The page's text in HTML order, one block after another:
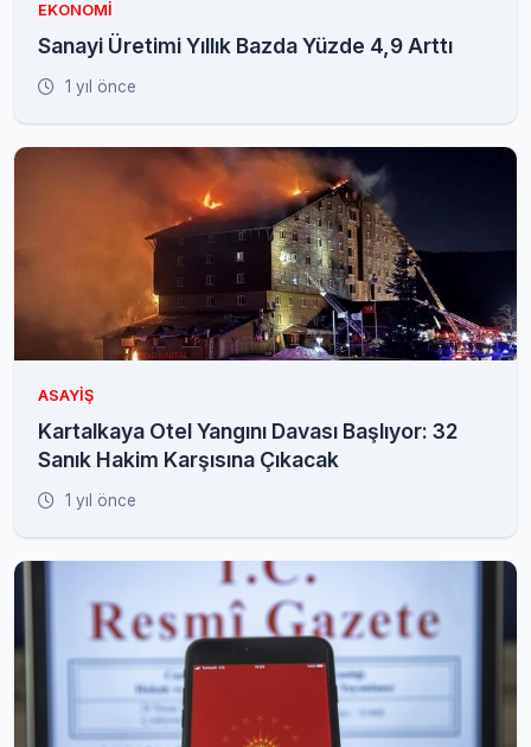
EKONOMI
Sanayi Üretimi Yıllık Bazda Yüzde 4,9 Arttı
1 yıl önce
ASAYIŞ
Kartalkaya Otel Yangını Davası Başlıyor: 32
Sanık Hakim Karşısına Çıkacak
1 yıl önce